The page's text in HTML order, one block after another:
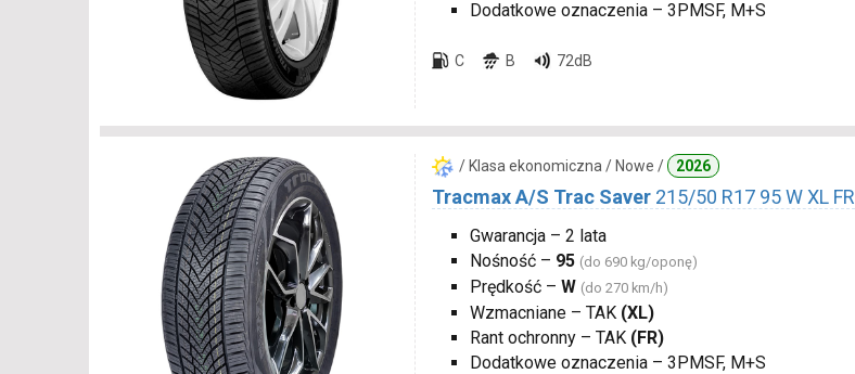
Dodatkowe oznaczenia – 3PMSF, M+S
C B 72dB
/ Klasa ekonomiczna / Nowe / 2026
Tracmax A/S Trac Saver 215/50 R17 95 W XL FR
Gwarancja – 2 lata
Nośność – 95 (do 690 kg/oponę)
Prędkość – W (do 270 km/h)
Wzmacniane – TAK (XL)
Rant ochronny – TAK (FR)
Dodatkowe oznaczenia – 3PMSF, M+S